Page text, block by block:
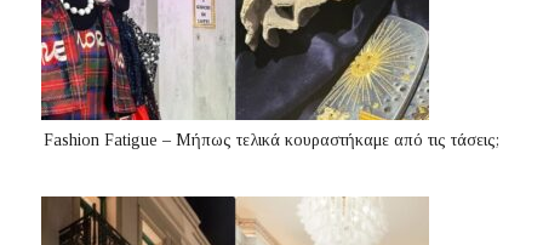
Fashion Fatigue – Μήπως τελικά κουραστήκαμε από τις τάσεις;